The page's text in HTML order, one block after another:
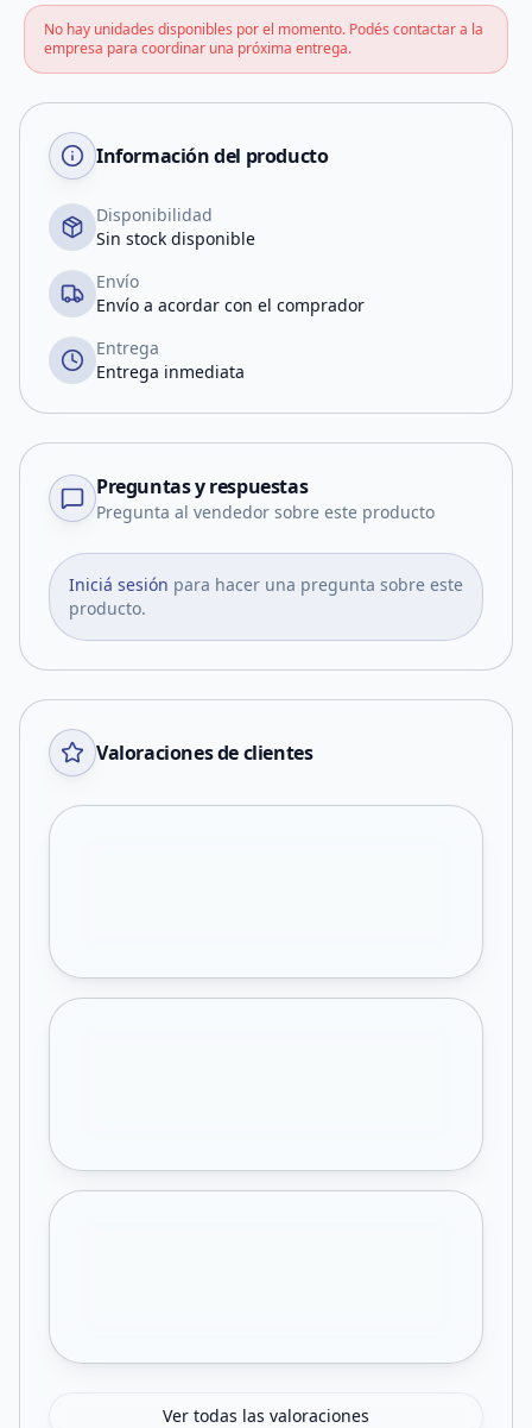
No hay unidades disponibles por el momento. Podés contactar a la
empresa para coordinar una próxima entrega.
Información del producto
Disponibilidad
Sin stock disponible
Envío
Envío a acordar con el comprador
Entrega
Entrega inmediata
Preguntas y respuestas
Pregunta al vendedor sobre este producto
Iniciá sesión para hacer una pregunta sobre este
producto.
Valoraciones de clientes
Ver todas las valoraciones